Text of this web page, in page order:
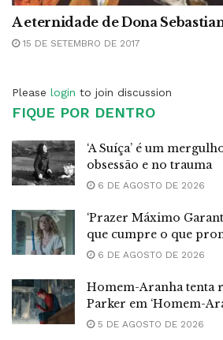
A eternidade de Dona
15 DE SETEMBRO DE 2017
Please login to join discussion
FIQUE POR DENTRO
‘A Suíça’ é um
obsessão e no trauma
6 DE AGOSTO DE 2026
‘Prazer Máximo
que cumpre o que
6 DE AGOSTO DE 2026
Homem-Aranha tenta
Parker em ‘Homem-
5 DE AGOSTO DE 2026